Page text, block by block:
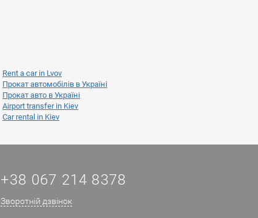
Rent a car in Lvov
Прокат автомобілів в Україні
Прокат авто в Україні
Airport transfer in Kiev
Car rental in Kiev
+38 067 214 8378
Зворотній дзвінок